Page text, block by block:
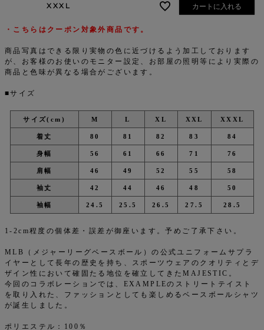
XXXL カートに入れる
・こちらはクーポン対象外商品です。
商品写真はできる限り実物の色に近づけるよう加工しております
が、お客様のお使いのモニター設定、お部屋の照明等により実際の
商品と色味が異なる場合がございます。
■サイズ
サイズ(cm) M L XL XXL XXXL
着丈 80 81 82 83 84
身幅 56 61 66 71 76
肩幅 46 49 52 55 58
袖丈 42 44 46 48 50
袖幅 24.5 25.5 26.5 27.5 28.5
1-2cm程度の個体差・誤差が御座います。予めご了承下さい。
MLB（メジャーリーグベースボール）の公式ユニフォームサプラ
イヤーとして長年の歴史を持ち、スポーツウェアのクオリティとデ
ザイン性において確固たる地位を確立してきたMAJESTIC。
今回のコラボレーションでは、EXAMPLEのストリートテイスト
を取り入れた、ファッションとしても楽しめるベースボールシャツ
が誕生しました。
ポリエステル：100％